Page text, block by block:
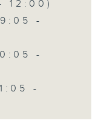
12:00)
-
-
-